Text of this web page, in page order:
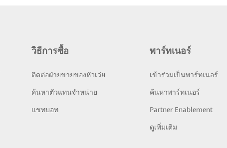
วิธีการซื้อ
ติดต่อฝ่ายขายของหัวเว่ย
ค้นหาตัวแทนจำหน่าย
แชทบอท
พาร์ทเนอร์
เข้าร่วมเป็นพาร์ทเนอร์
ค้นหาพาร์ทเนอร์
Partner Enablement
ดูเพิ่มเติม